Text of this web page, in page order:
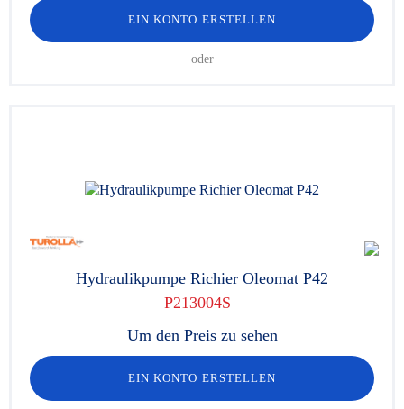
EIN KONTO ERSTELLEN
oder
Hydraulikpumpe Richier Oleomat P42
P213004S
Um den Preis zu sehen
EIN KONTO ERSTELLEN